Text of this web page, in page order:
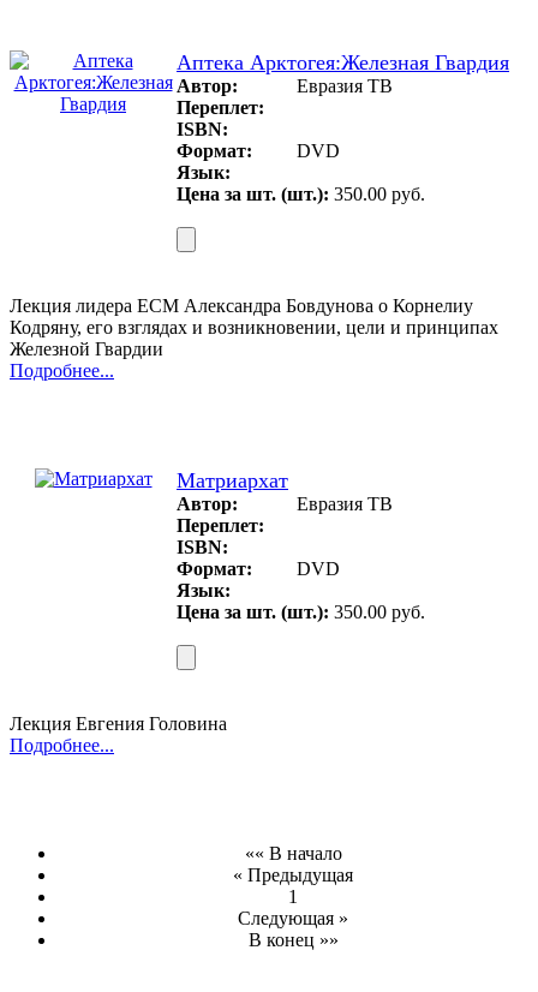
Аптека Арктогея:Железная Гвардия
Автор:
Евразия ТВ
Переплет:
ISBN:
Формат:
DVD
Язык:
Цена за шт. (шт.): 350.00 руб.
Лекция лидера ЕСМ Александра Бовдунова о Корнелиу
Кодряну, его взглядах и возникновении, цели и принципах
Железной Гвардии
Подробнее...
Матриархат
Автор:
Евразия ТВ
Переплет:
ISBN:
Формат:
DVD
Язык:
Цена за шт. (шт.): 350.00 руб.
Лекция Евгения Головина
Подробнее...
«« В начало
« Предыдущая
1
Следующая »
В конец »»